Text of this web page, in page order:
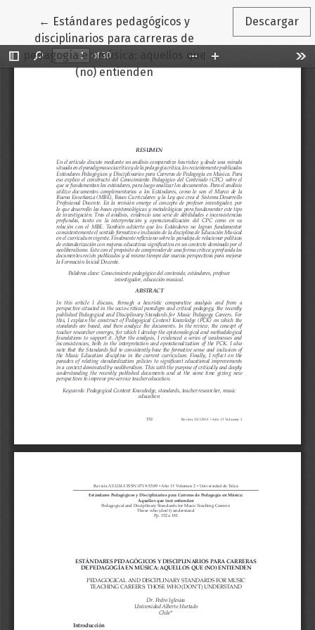
← Volver a los detalles del artículo
Estándares pedagógicos y
disciplinarios para carreras de
pedagogía en música: aquellos que
(no) entienden
Descargar